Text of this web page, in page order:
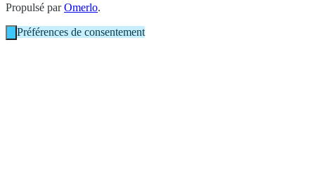
Propulsé parOmerlo.
Préférences de consentement